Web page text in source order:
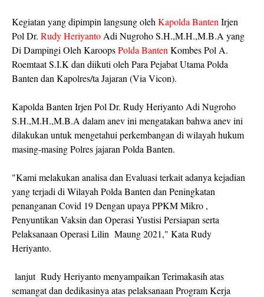
Kegiatan yang dipimpin langsung oleh Kapolda Banten Irjen
Pol Dr. Rudy Heriyanto Adi Nugroho S.H.,M.H.,M.B.A yang
Di Dampingi Oleh KaroopsPolda Banten Kombes Pol A.
Roemtaat S.I.K dan diikuti oleh Para Pejabat Utama Polda
Banten dan Kapolres/ta Jajaran (Via Vicon).
Kapolda Banten Irjen Pol Dr. Rudy Heriyanto Adi Nugroho
S.H.,M.H.,M.B.A dalam anev ini mengatakan bahwa anev ini
dilakukan untuk mengetahui perkembangan di wilayah hukum
masing-masing Polres jajaran Polda Banten.
"Kami melakukan analisa dan Evaluasi terkait adanya kejadian
yang terjadi di Wilayah Polda Banten dan Peningkatan
penanganan Covid 19 Dengan upaya PPKM Mikro ,
Penyuntikan Vaksin dan Operasi Yustisi Persiapan serta
Pelaksanaan Operasi Lilin Maung 2021," Kata Rudy
Heriyanto.
lanjut Rudy Heriyanto menyampaikan Terimakasih atas
semangat dan dedikasinya atas pelaksanaan Program Kerja